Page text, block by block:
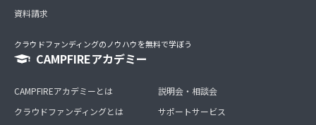
資料請求
クラウドファンディングのノウハウを無料で学ぼう
CAMPFIREアカデミー
CAMPFIREアカデミーとは
クラウドファンディングとは
説明会・相談会
サポートサービス